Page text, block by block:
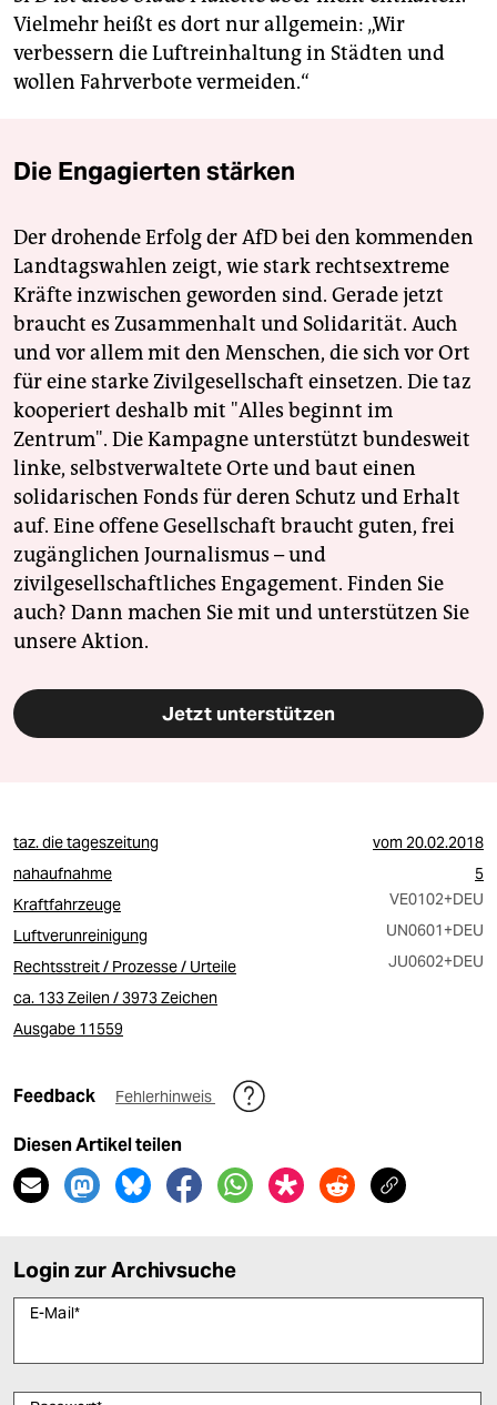
Vielmehr heißt es dort nur allgemein: „Wir
verbessern die Luftreinhaltung in Städten und
wollen Fahrverbote vermeiden.“
Die Engagierten stärken
Der drohende Erfolg der AfD bei den kommenden
Landtagswahlen zeigt, wie stark rechtsextreme
Kräfte inzwischen geworden sind. Gerade jetzt
braucht es Zusammenhalt und Solidarität. Auch
und vor allem mit den Menschen, die sich vor Ort
für eine starke Zivilgesellschaft einsetzen. Die taz
kooperiert deshalb mit "Alles beginnt im
Zentrum". Die Kampagne unterstützt bundesweit
linke, selbstverwaltete Orte und baut einen
solidarischen Fonds für deren Schutz und Erhalt
auf. Eine offene Gesellschaft braucht guten, frei
zugänglichen Journalismus – und
zivilgesellschaftliches Engagement. Finden Sie
auch? Dann machen Sie mit und unterstützen Sie
unsere Aktion.
Jetzt unterstützen
taz. die tageszeitung vom20.02.2018
nahaufnahme
5
Kraftfahrzeuge
VE0102+DEU
Luftverunreinigung
UN0601+DEU
Rechtsstreit / Prozesse / Urteile
JU0602+DEU
ca. 133 Zeilen / 3973 Zeichen
Ausgabe 11559
Feedback Fehlerhinweis
Diesen Artikel teilen
Login zur Archivsuche
E-Mail*